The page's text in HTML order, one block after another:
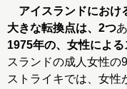
アイスランドにおけ
大きな転換点は、2つ
1975年の、女性による
スランドの成人女性の
ストライキでは、女性